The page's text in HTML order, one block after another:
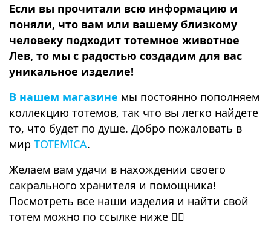
Если вы прочитали всю информацию и
поняли, что вам или вашему близкому
человеку подходит тотемное животное
Лев, то мы с радостью создадим для вас
уникальное изделие!
В нашем магазине мы постоянно пополняем
коллекцию тотемов, так что вы легко найдете
то, что будет по душе. Добро пожаловать в
мир TOTEMICA.
Желаем вам удачи в нахождении своего
сакрального хранителя и помощника!
Посмотреть все наши изделия и найти свой
тотем можно по ссылке ниже 👇🏻